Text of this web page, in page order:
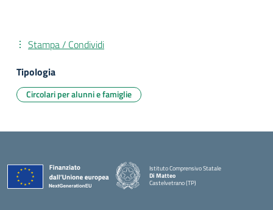
Stampa / Condividi
Tipologia
Circolari per alunni e famiglie
Istituto Comprensivo Statale
Di Matteo
Castelvetrano (TP)